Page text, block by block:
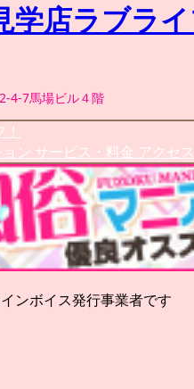
4-7馬場ビル４階
ン サービス・料金 アクセス
ンボイス発行事業者です